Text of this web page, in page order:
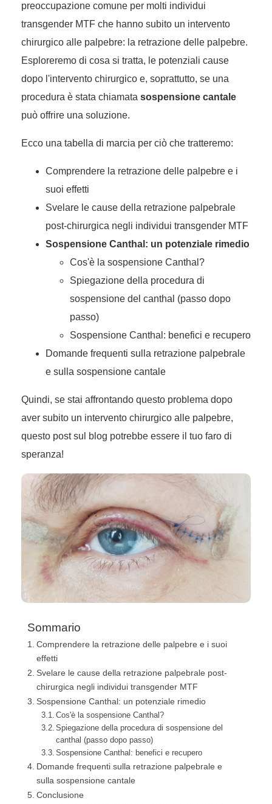
preoccupazione comune per molti individui
transgender MTF che hanno subito un intervento
chirurgico alle palpebre: la retrazione delle palpebre.
Esploreremo di cosa si tratta, le potenziali cause
dopo l'intervento chirurgico e, soprattutto, se una
procedura è stata chiamata sospensione cantale
può offrire una soluzione.
Ecco una tabella di marcia per ciò che tratteremo:
Comprendere la retrazione delle palpebre e i
suoi effetti
Svelare le cause della retrazione palpebrale
post-chirurgica negli individui transgender MTF
Sospensione Canthal: un potenziale rimedio
Cos'è la sospensione Canthal?
Spiegazione della procedura di
sospensione del canthal (passo dopo
passo)
Sospensione Canthal: benefici e recupero
Domande frequenti sulla retrazione palpebrale
e sulla sospensione cantale
Quindi, se stai affrontando questo problema dopo
aver subito un intervento chirurgico alle palpebre,
questo post sul blog potrebbe essere il tuo faro di
speranza!
Sommario
Comprendere la retrazione delle palpebre e i suoi
effetti
Svelare le cause della retrazione palpebrale post-
chirurgica negli individui transgender MTF
Sospensione Canthal: un potenziale rimedio
Cos'è la sospensione Canthal?
Spiegazione della procedura di sospensione del
canthal (passo dopo passo)
Sospensione Canthal: benefici e recupero
Domande frequenti sulla retrazione palpebrale e
sulla sospensione cantale
Conclusione